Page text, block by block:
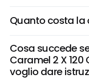
Quanto costa la
Cosa succede
Caramel 2 X 120
voglio dare